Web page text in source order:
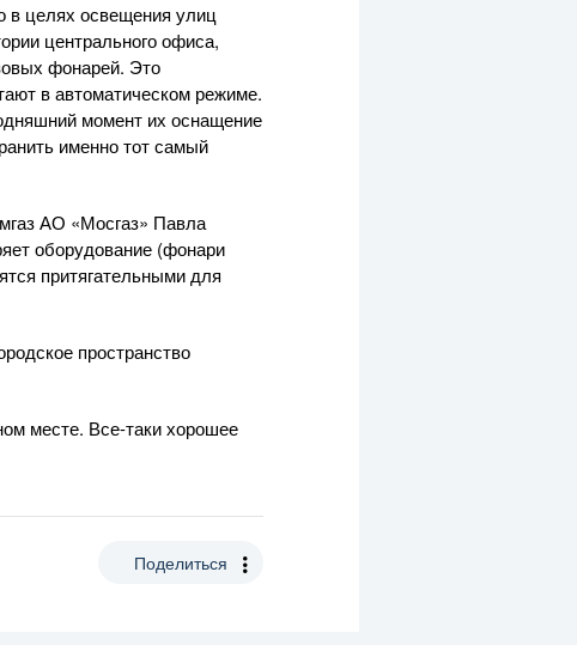
в целях освещения улиц
центрального офиса,
фонарей. Это
в автоматическом режиме.
момент их оснащение
именно тот самый
АО «Мосгаз» Павла
оборудование (фонари
притягательными для
пространство
месте. Все-такихорошее
Поделиться